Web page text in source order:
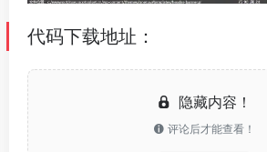
代码下载地址：
隐藏内容！
评论后才能查看！